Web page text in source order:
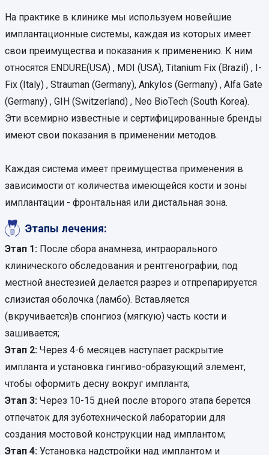
На практике в клинике мы используем новейшие
имплантационные системы, каждая из которых имеет
свои преимущества и показания к применению. К ним
относятся ENDURE(USA) , MDI (USA), Titanium Fix (Brazil) , I-
Fix (Italy) , Strauman (Germany), Ankylos (Germany) , Alfa Gate
(Germany) , GIH (Switzerland) , Neo BioTech (South Korea).
Эти всемирно известные и сертифицированные бренды
имеют свои показания в применении методов.
Каждая система имеет преимущества применения в
зависимости от количества имеющейся кости и зоны
имплантации - фронтальная или дистальная зона.
Этапы лечения:
Этап 1: После сбора анамнеза, интраорального
клинического обследования и рентгенографии, под
местной анестезией делается разрез и отпрепарируется
слизистая оболочка (ламбо). Вставляется
(вкручивается)в спонгиоз (мягкую) часть кости и
зашивается;
Этап 2: Через 4-6 месяцев наступает раскрытие
импланта и установка гингиво-образующий элемент,
чтобы оформить десну вокруг импланта;
Этап 3: Через 10-15 дней после второго этапа берется
отпечаток для зуботехнической лаборатории для
создания мостовой конструкции над имплантом;
Этап 4: Установка надстройки над имплантом и